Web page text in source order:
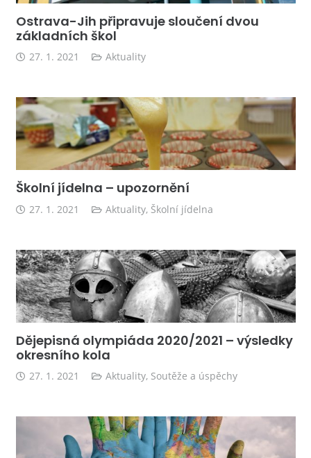
Ostrava-Jih připravuje sloučení dvou
základních škol
27. 1. 2021 Aktuality
Školní jídelna – upozornění
27. 1. 2021 Aktuality, Školní jídelna
Dějepisná olympiáda 2020/2021 – výsledky
okresního kola
27. 1. 2021 Aktuality, Soutěže a úspěchy